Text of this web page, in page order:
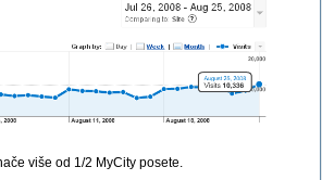
više od 1/2 MyCity posete.